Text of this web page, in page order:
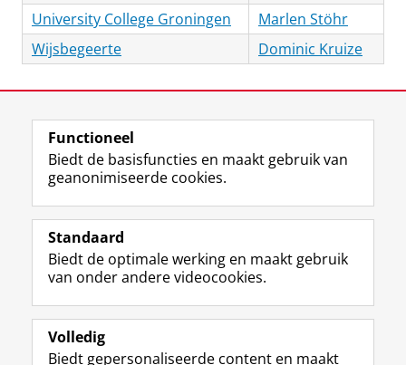
University College Groningen
Marlen Stöhr
Wijsbegeerte
Dominic Kruize
View this page in:English
Volg de RUG
F
a
e
b
o
p
L
i
k
e
I
-
R
S
-
f
e
R
I
n
t
r
m
Y
o
T
e
k
Studiekiezers
Alumni
Functioneel
Biedt de basisfuncties en maakt gebruik van
geanonimiseerde cookies.
Standaard
Biedt de optimale werking en maakt gebruik
van onder andere videocookies.
Volledig
Biedt gepersonaliseerde content en maakt